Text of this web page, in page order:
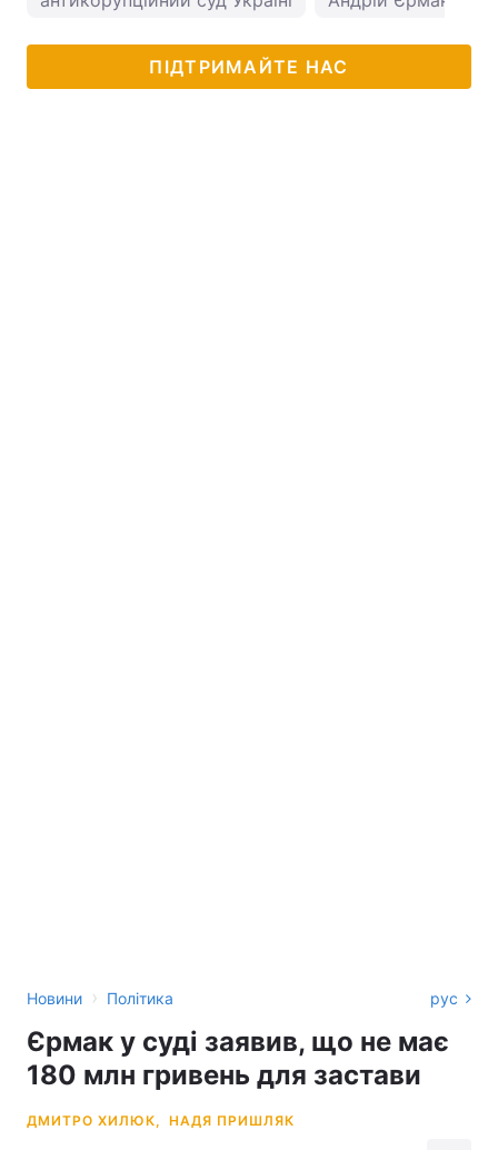
ПІДТРИМАЙТЕ НАС
Новини › Політика рус
Єрмак у суді заявив, що не має
180 млн гривень для застави
ДМИТРО ХИЛЮК, НАДЯ ПРИШЛЯК